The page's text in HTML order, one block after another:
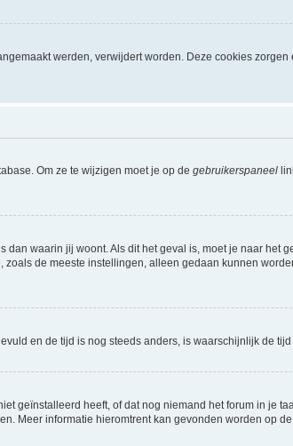
werden, verwijdert worden. Deze cookies
Om ze te wijzigen moet je op de gebruikerspaneel
waarin jij woont. Als dit het geval is, moet je naar
de meeste instellingen, alleen gedaan kunnen
en de tijd is nog steeds anders, is waarschijnlijk de
geïnstalleerd heeft, of dat nog niemand het forum in je
Meer informatie hieromtrent kan gevonden worden op